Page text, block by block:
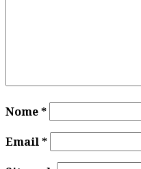
Nome*
Email*